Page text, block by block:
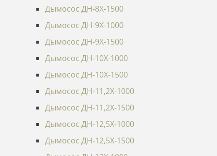
Дымосос ДН-8Х-1500
Дымосос ДН-9Х-1000
Дымосос ДН-9Х-1500
Дымосос ДН-10Х-1000
Дымосос ДН-10Х-1500
Дымосос ДН-11,2Х-1000
Дымосос ДН-11,2Х-1500
Дымосос ДН-12,5Х-1000
Дымосос ДН-12,5Х-1500